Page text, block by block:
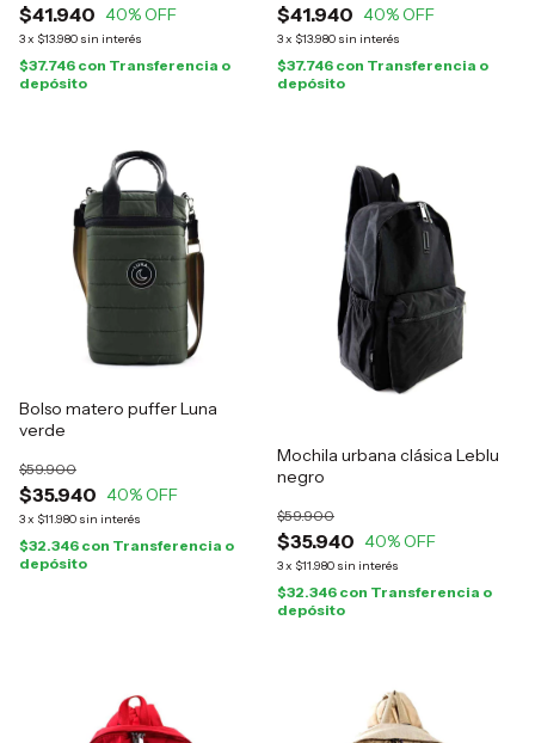
$41.940 40% OFF
3x $13.980 sin interés
$37.746 con Transferencia o
depósito
$41.940 40% OFF
3x $13.980 sin interés
$37.746 con Transferencia o
depósito
Bolso matero puffer Luna
verde
$35.940
$59.900
40% OFF
3x $11.980 sin interés
$32.346 con Transferencia o
depósito
Mochila urbana clásica Leblu
negro
$35.940
$59.900
40% OFF
3x $11.980 sin interés
$32.346 con Transferencia o
depósito